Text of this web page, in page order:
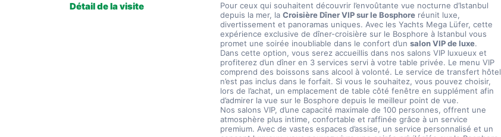
Détail de la visite
Pour ceux qui souhaitent découvrir l’envoûtante vue nocturne d’Istanbul
depuis la mer, la Croisière Dîner VIP sur le Bosphore réunit luxe,
divertissement et panoramas uniques. Avec les Yachts Mega Lüfer, cette
expérience exclusive de dîner-croisière sur le Bosphore à Istanbul vous
promet une soirée inoubliable dans le confort d’un salon VIP de luxe.
Dans cette option, vous serez accueillis dans nos salons VIP luxueux et
profiterez d’un dîner en 3 services servi à votre table privée. Le menu VIP
comprend des boissons sans alcool à volonté. Le service de transfert hôtel
n’est pas inclus dans le forfait. Si vous le souhaitez, vous pouvez choisir,
lors de l’achat, un emplacement de table côté fenêtre en supplément afin
d’admirer la vue sur le Bosphore depuis le meilleur point de vue.
Nos salons VIP, d’une capacité maximale de 100 personnes, offrent une
atmosphère plus intime, confortable et raffinée grâce à un service
premium. Avec de vastes espaces d’assise, un service personnalisé et un